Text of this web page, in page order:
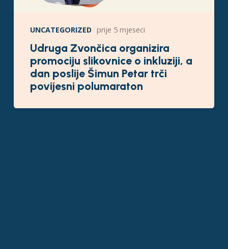
UNCATEGORIZED prije 5 mjeseci
Udruga Zvončica organizira
promociju slikovnice o inkluziji, a
dan poslije Šimun Petar trči
povijesni polumaraton